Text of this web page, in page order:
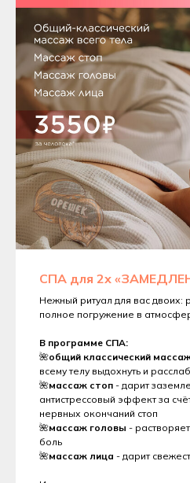
СПА для 2х
Нежный ритуал для вас двоих:
полное погружение в
В программе СПА:
🌺общий классический
всему телу выдохнуть и
🌺массаж стоп - дарит
антистрессовый эффект за
нервных окончаний стоп
🌺массаж головы -
боль
🌺массаж лица - дарит